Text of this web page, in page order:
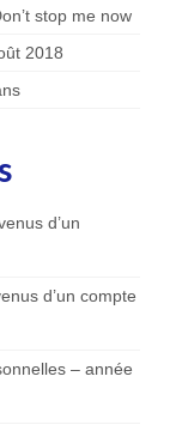
stop me now
2018
d’un
d’un compte
– année